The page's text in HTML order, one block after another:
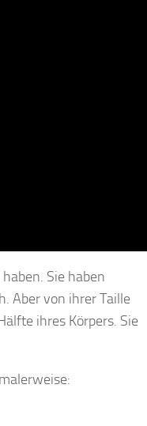
Sie haben
Aber von ihrer Taille
ihres Körpers. Sie